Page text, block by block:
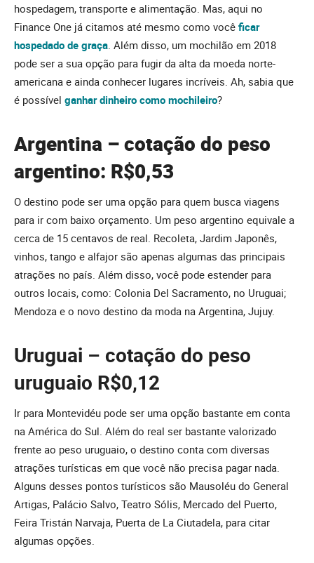
hospedagem, transporte e alimentação. Mas, aqui no
Finance One já citamos até mesmo como você ficar
hospedado de graça . Além disso, um mochilão em 2018
pode ser a sua opção para fugir da alta da moeda norte-
americana e ainda conhecer lugares incríveis. Ah, sabia que
é possível ganhar dinheiro como mochileiro?
Argentina – cotação do peso
argentino: R$0,53
O destino pode ser uma opção para quem busca viagens
para ir com baixo orçamento. Um peso argentino equivale a
cerca de 15 centavos de real. Recoleta, Jardim Japonês,
vinhos, tango e alfajor são apenas algumas das principais
atrações no país. Além disso, você pode estender para
outros locais, como: Colonia Del Sacramento, no Uruguai;
Mendoza e o novo destino da moda na Argentina, Jujuy.
Uruguai – cotação do peso
uruguaio R$0,12
Ir para Montevidéu pode ser uma opção bastante em conta
na América do Sul. Além do real ser bastante valorizado
frente ao peso uruguaio, o destino conta com diversas
atrações turísticas em que você não precisa pagar nada.
Alguns desses pontos turísticos são Mausoléu do General
Artigas, Palácio Salvo, Teatro Sólis, Mercado del Puerto,
Feira Tristán Narvaja, Puerta de La Ciutadela, para citar
algumas opções.